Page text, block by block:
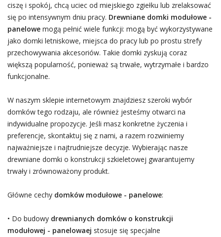
ciszę i spokój, chcą uciec od miejskiego zgiełku lub zrelaksować
się po intensywnym dniu pracy. Drewniane domki modułowe -
panelowe mogą pełnić wiele funkcji: mogą być wykorzystywane
jako domki letniskowe, miejsca do pracy lub po prostu strefy
przechowywania akcesoriów. Takie domki zyskują coraz
większą popularność, ponieważ są trwałe, wytrzymałe i bardzo
funkcjonalne.
W naszym sklepie internetowym znajdziesz szeroki wybór
domków tego rodzaju, ale również jesteśmy otwarci na
indywidualne propozycje. Jeśli masz konkretne życzenia i
preferencje, skontaktuj się z nami, a razem rozwiniemy
najważniejsze i najtrudniejsze decyzje. Wybierając nasze
drewniane domki o konstrukcji szkieletowej gwarantujemy
trwały i zrównoważony produkt.
Główne cechy domków modułowe - panelowe:
• Do budowy drewnianych domków o konstrukcji
modułowej - panelowaej stosuje się specjalne